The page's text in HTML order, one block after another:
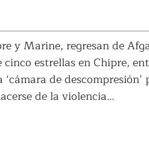
y Marine, regresan de
estrellas en Chipre,
de descompresión’
de la violencia…